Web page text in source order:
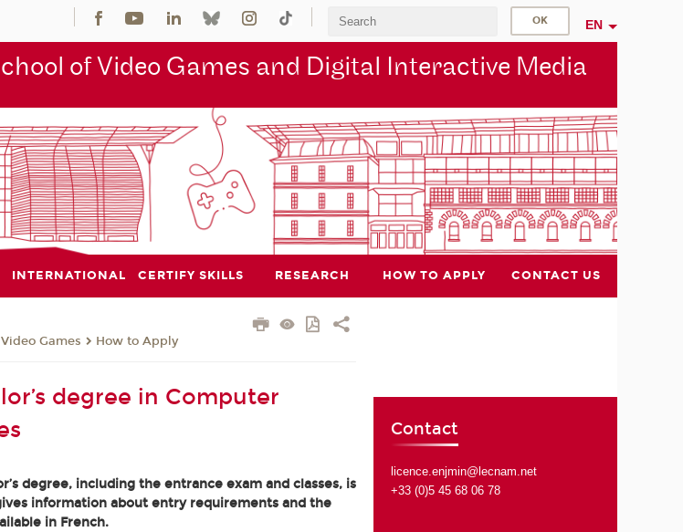
EN
of Video Games and Digital Interactive Media
INTERNATIONAL CERTIFY SKILLS RESEARCH HOW TO APPLY CONTACT US
Games
How to Apply
degree in Computer
degree, including the entrance exam and classes, is
information about entry requirements and the
in French.
Contact
licence.enjmin@lecnam.net
+33 (0)5 45 68 06 78